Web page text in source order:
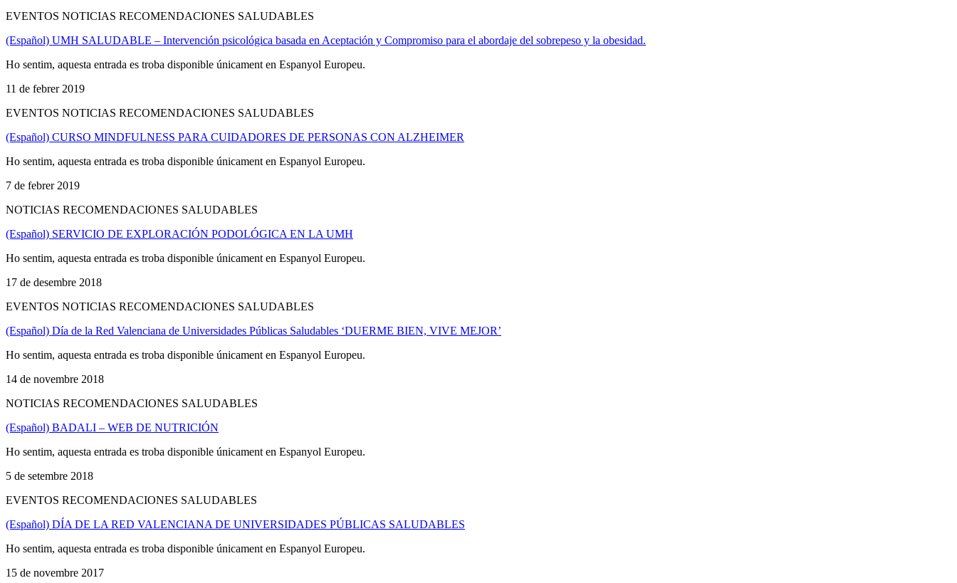
EVENTOS NOTICIAS RECOMENDACIONES SALUDABLES
(Español) UMH SALUDABLE – Intervención psicológica basada en Aceptación y Compromiso para el abordaje del sobrepeso y la obesidad.
Ho sentim, aquesta entrada es troba disponible únicament en Espanyol Europeu.
11 de febrer 2019
EVENTOS NOTICIAS RECOMENDACIONES SALUDABLES
(Español) CURSO MINDFULNESS PARA CUIDADORES DE PERSONAS CON ALZHEIMER
Ho sentim, aquesta entrada es troba disponible únicament en Espanyol Europeu.
7 de febrer 2019
NOTICIAS RECOMENDACIONES SALUDABLES
(Español) SERVICIO DE EXPLORACIÓN PODOLÓGICA EN LA UMH
Ho sentim, aquesta entrada es troba disponible únicament en Espanyol Europeu.
17 de desembre 2018
EVENTOS NOTICIAS RECOMENDACIONES SALUDABLES
(Español) Día de la Red Valenciana de Universidades Públicas Saludables ‘DUERME BIEN, VIVE MEJOR’
Ho sentim, aquesta entrada es troba disponible únicament en Espanyol Europeu.
14 de novembre 2018
NOTICIAS RECOMENDACIONES SALUDABLES
(Español) BADALI – WEB DE NUTRICIÓN
Ho sentim, aquesta entrada es troba disponible únicament en Espanyol Europeu.
5 de setembre 2018
EVENTOS RECOMENDACIONES SALUDABLES
(Español) DÍA DE LA RED VALENCIANA DE UNIVERSIDADES PÚBLICAS SALUDABLES
Ho sentim, aquesta entrada es troba disponible únicament en Espanyol Europeu.
15 de novembre 2017